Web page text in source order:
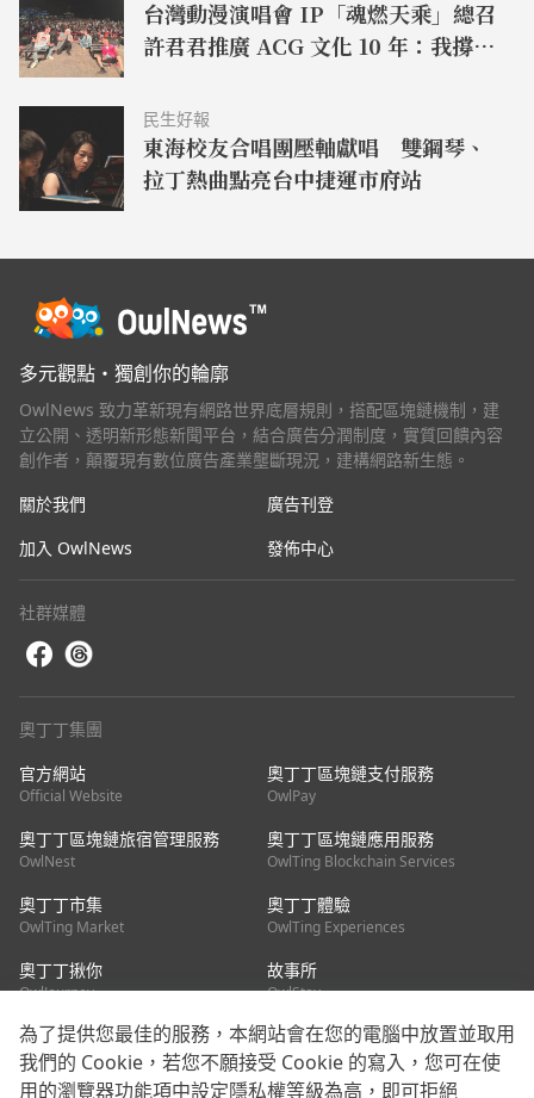
台灣動漫演唱會 IP「魂燃天乘」總召
許君君推廣 ACG 文化 10 年：我撐過
民生好報
東海校友合唱團壓軸獻唱 雙鋼琴、
拉丁熱曲點亮台中捷運市府站
多元觀點・獨創你的輪廓
OwlNews 致力革新現有網路世界底層規則，搭配區塊鏈機制，建
立公開、透明新形態新聞平台，結合廣告分潤制度，實質回饋內容
創作者，顛覆現有數位廣告產業壟斷現況，建構網路新生態。
關於我們
廣告刊登
加入 OwlNews
發佈中心
社群媒體
奧丁丁集團
官方網站
Official Website
奧丁丁區塊鏈支付服務
OwlPay
奧丁丁區塊鏈旅宿管理服務
OwlNest
奧丁丁區塊鏈應用服務
OwlTing Blockchain Services
奧丁丁市集
OwlTing Market
奧丁丁體驗
OwlTing Experiences
奧丁丁揪你
OwlJourney
故事所
OwlStay
聯絡我們
客服信箱：mediapartner@owlting.com
為了提供您最佳的服務，本網站會在您的電腦中放置並取用
我們的 Cookie，若您不願接受 Cookie 的寫入，您可在使
用的瀏覽器功能項中設定隱私權等級為高，即可拒絕